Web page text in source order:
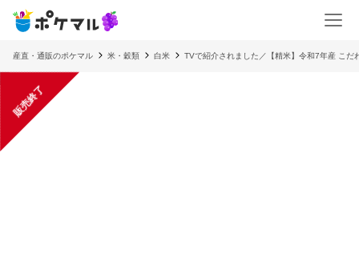
産直・通販のポケマル 米・穀類 白米 TVで紹介されました／【精米】令和7年産 こだ
販売終了